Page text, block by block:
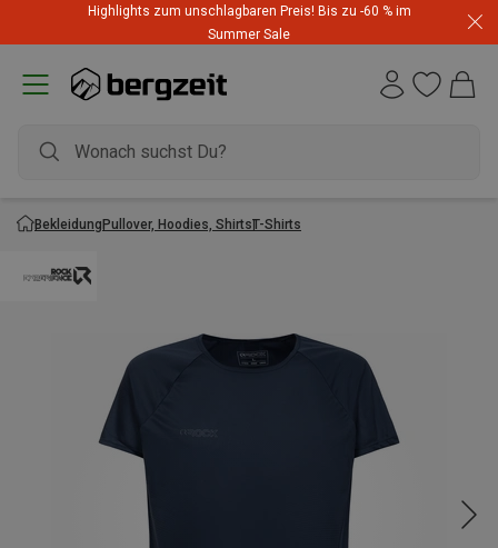
Highlights zum unschlagbaren Preis! Bis zu -60 % im
Summer Sale
BekleidungPullover, Hoodies, ShirtsT-Shirts